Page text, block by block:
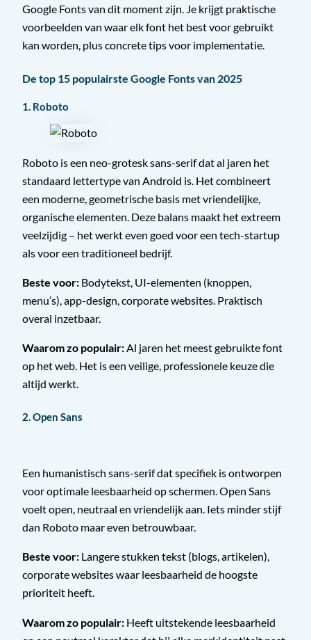
Google Fonts van dit moment zijn. Je krijgt praktische
voorbeelden van waar elk font het best voor gebruikt
kan worden, plus concrete tips voor implementatie.
De top 15 populairste Google Fonts van 2025
1. Roboto
Roboto is een neo-grotesk sans-serif dat al jaren het
standaard lettertype van Android is. Het combineert
een moderne, geometrische basis met vriendelijke,
organische elementen. Deze balans maakt het extreem
veelzijdig – het werkt even goed voor een tech-startup
als voor een traditioneel bedrijf.
Beste voor: Bodytekst, UI-elementen (knoppen,
menu’s), app-design, corporate websites. Praktisch
overal inzetbaar.
Waarom zo populair:Al jaren het meest gebruikte font
op het web. Het is een veilige, professionele keuze die
altijd werkt.
2. Open Sans
Een humanistisch sans-serif dat specifiek is ontworpen
voor optimale leesbaarheid op schermen. Open Sans
voelt open, neutraal en vriendelijk aan. Iets minder stijf
dan Roboto maar even betrouwbaar.
Beste voor: Langere stukken tekst (blogs, artikelen),
corporate websites waar leesbaarheid de hoogste
prioriteit heeft.
Waarom zo populair: Heeft uitstekende leesbaarheid